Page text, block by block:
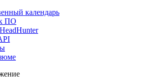
календарь
ПО